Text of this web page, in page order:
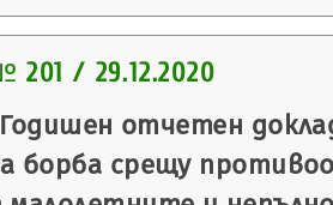
201 / 29.12.2020
Годишен отчетен
борба срещу